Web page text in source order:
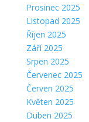
Prosinec 2025
Listopad 2025
Říjen 2025
Září 2025
Srpen 2025
Červenec 2025
Červen 2025
Květen 2025
Duben 2025